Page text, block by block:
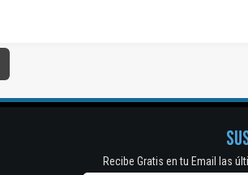
Recibe Gratis en tu Email las